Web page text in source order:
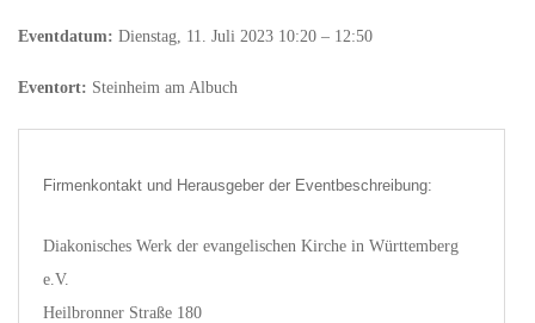
Eventdatum: Dienstag, 11. Juli 2023 10:20 – 12:50
Eventort: Steinheim am Albuch
Firmenkontakt und Herausgeber der Eventbeschreibung:
Diakonisches Werk der evangelischen Kirche in Württemberg
e.V.
Heilbronner Straße 180